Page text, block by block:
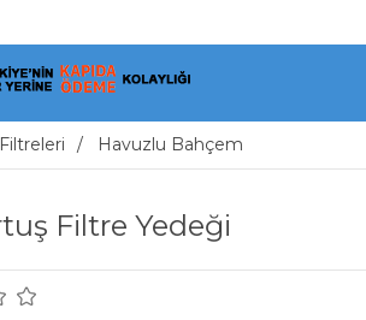
Havuzlu Bahçem
Filtre Yedeği